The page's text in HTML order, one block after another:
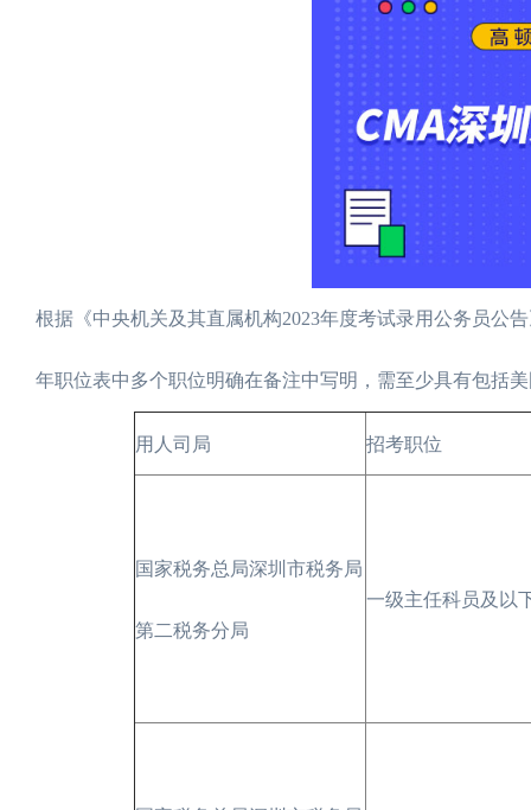
根据《中央机关及其直属机构2023年度考试录用公务员公
年职位表中多个职位明确在备注中写明，需至少具有包括
用人司局 招考职位
国家税务总局深圳市税务局
第二税务分局
一级主任科员及以